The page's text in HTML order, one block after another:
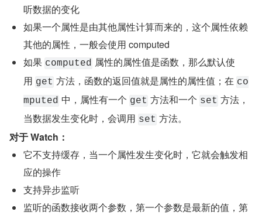
听数据的变化
如果一个属性是由其他属性计算而来的，这个属性依赖
其他的属性，一般会使用 computed
如果 computed 属性的属性值是函数，那么默认使
用 get 方法，函数的返回值就是属性的属性值；在 co
mputed 中，属性有一个 get 方法和一个 set 方法，
当数据发生变化时，会调用 set 方法。
对于 Watch：
它不支持缓存，当一个属性发生变化时，它就会触发相
应的操作
支持异步监听
监听的函数接收两个参数，第一个参数是最新的值，第